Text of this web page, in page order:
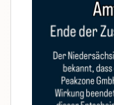
NBV-Jugend
Service